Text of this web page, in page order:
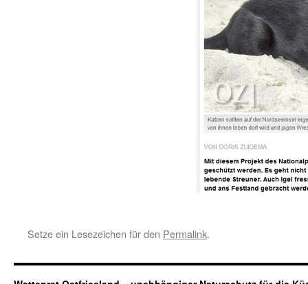
Setze ein Lesezeichen für den Permalink.